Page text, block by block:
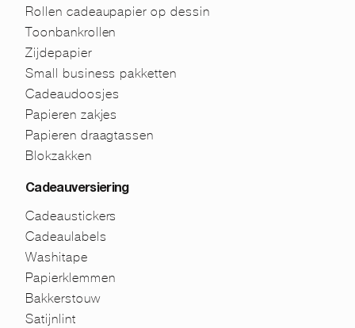
Rollen cadeaupapier op dessin
Toonbankrollen
Zijdepapier
Small business pakketten
Cadeaudoosjes
Papieren zakjes
Papieren draagtassen
Blokzakken
Cadeauversiering
Cadeaustickers
Cadeaulabels
Washitape
Papierklemmen
Bakkerstouw
Satijnlint